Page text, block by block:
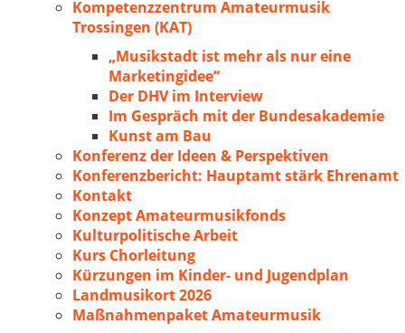
Kompetenzzentrum Amateurmusik
Trossingen (KAT)
„Musikstadt ist mehr als nur eine
Marketingidee“
Der DHV im Interview
Im Gespräch mit der Bundesakademie
Kunst am Bau
Konferenz der Ideen & Perspektiven
Konferenzbericht: Hauptamt stärk Ehrenamt
Kontakt
Konzept Amateurmusikfonds
Kulturpolitische Arbeit
Kurs Chorleitung
Kürzungen im Kinder- und Jugendplan
Landmusikort 2026
Maßnahmenpaket Amateurmusik